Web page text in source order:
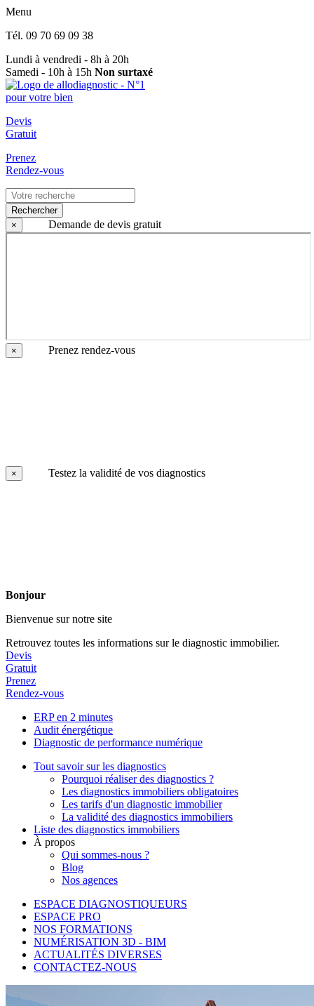
Menu
Tél. 09 70 69 09 38
Lundi à vendredi - 8h à 20h
Samedi - 10h à 15h Non surtaxé
Devis
Gratuit
Prenez
Rendez-vous
Rechercher
×
Demande de devis gratuit
× Prenez rendez-vous
× Testez la validité de vos diagnostics
Bonjour
Bienvenue sur notre site
Retrouvez toutes les informations sur le diagnostic immobilier.
Devis
Gratuit
Prenez
Rendez-vous
ERP en 2 minutes
Audit énergétique
Diagnostic de performance numérique
Tout savoir sur les diagnostics
Pourquoi réaliser des diagnostics ?
Les diagnostics immobiliers obligatoires
Les tarifs d'un diagnostic immobilier
La validité des diagnostics immobiliers
Liste des diagnostics immobiliers
À propos
Qui sommes-nous ?
Blog
Nos agences
ESPACE DIAGNOSTIQUEURS
ESPACE PRO
NOS FORMATIONS
NUMÉRISATION 3D - BIM
ACTUALITÉS DIVERSES
CONTACTEZ-NOUS